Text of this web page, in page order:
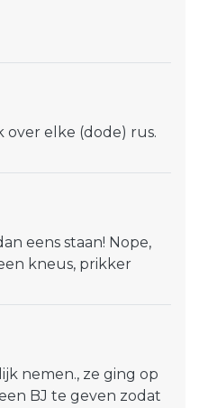
over elke (dode) rus.
eens staan! Nope,
kneus, prikker
nemen., ze ging op
BJ te geven zodat